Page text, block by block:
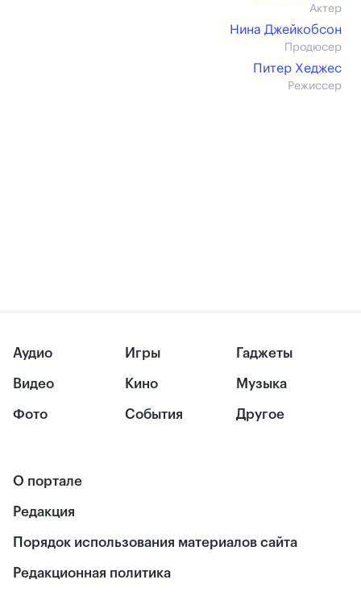
Актер
Нина Джейкобсон
Продюсер
Питер Хеджес
Режиссер
Аудио
Видео
Фото
Игры
Кино
События
Гаджеты
Музыка
Другое
О портале
Редакция
Порядок использования материалов сайта
Редакционная политика